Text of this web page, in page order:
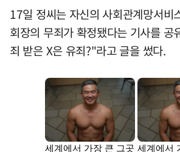
17일 정씨는 자신의 사회관계망서비
회장의 무죄가 확정됐다는 기사를 공
죄 받은 X은 유죄?"라고 글을 썼다.